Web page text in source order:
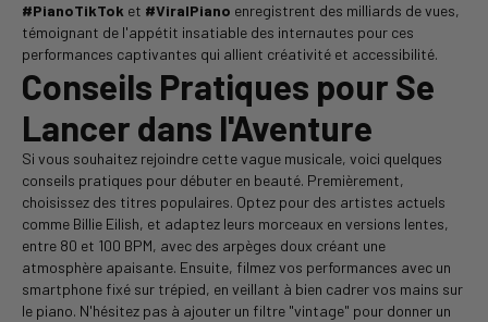
#PianoTikTok et #ViralPiano enregistrent des milliards de vues,
témoignant de l'appétit insatiable des internautes pour ces
performances captivantes qui allient créativité et accessibilité.
Conseils Pratiques pour Se
Lancer dans l'Aventure
Si vous souhaitez rejoindre cette vague musicale, voici quelques
conseils pratiques pour débuter en beauté. Premièrement,
choisissez des titres populaires. Optez pour des artistes actuels
comme Billie Eilish, et adaptez leurs morceaux en versions lentes,
entre 80 et 100 BPM, avec des arpèges doux créant une
atmosphère apaisante. Ensuite, filmez vos performances avec un
smartphone fixé sur trépied, en veillant à bien cadrer vos mains sur
le piano. N'hésitez pas à ajouter un filtre "vintage" pour donner un